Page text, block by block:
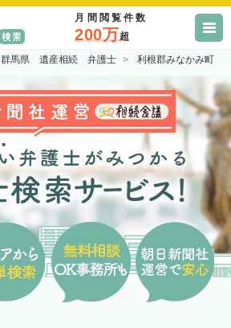
月間閲覧件数
200万超
群馬県 遺産相続 弁護士 利根郡みなかみ町